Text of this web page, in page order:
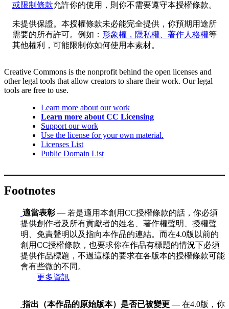
或限制條款允許你的使用，則你不需要遵守本授權條款。
未提供保證。本授權條款未必能完全提供，你預期用途所
需要的所有許可。例如： 形象權，隱私權、著作人格權等
其他權利，可能限制你如何使用本素材。
Creative Commons is the nonprofit behind the open licenses and
other legal tools that allow creators to share their work. Our legal
tools are free to use.
Learn more about our work
Learn more about CC Licensing
Support our work
Use the license for your own material.
Licenses List
Public Domain List
Footnotes
適當表彰— 若是適用本創用CC授權條款的話，你必須
提供創作者及所有貢獻者的姓名、著作權聲明、授權聲
明、免責聲明以及指向本作品的連結。而在4.0版以前的
創用CC授權條款，也要求你在作品有標題的情況下必須
提供作品標題，不過這樣的要求在各版本的授權條款可能
會有些微的不同。
更多資訊
指出（本作品的原始版本）是否已被變更 — 在4.0版，你